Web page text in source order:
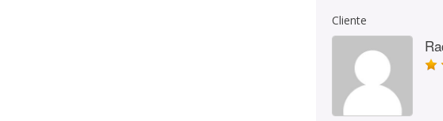
Cliente